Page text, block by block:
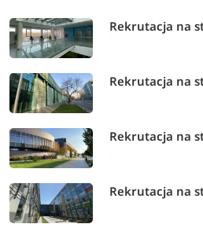
STUDIA STACJONARNE
Studia I stopnia
Etapy rekrutacji dla kandydatów
Rekrutacja na
Rekrutacja na
Rekrutacja na
Rekrutacja na